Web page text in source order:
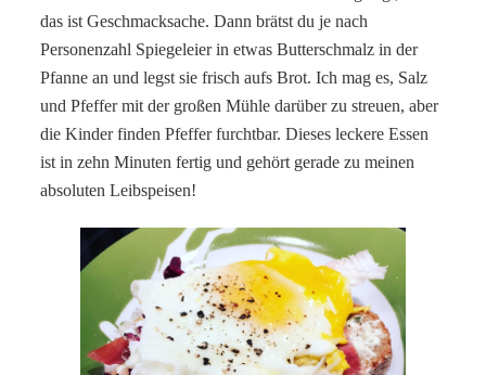
das ist Geschmacksache. Dann brätst du je nach
Personenzahl Spiegeleier in etwas Butterschmalz in der
Pfanne an und legst sie frisch aufs Brot. Ich mag es, Salz
und Pfeffer mit der großen Mühle darüber zu streuen, aber
die Kinder finden Pfeffer furchtbar. Dieses leckere Essen
ist in zehn Minuten fertig und gehört gerade zu meinen
absoluten Leibspeisen!